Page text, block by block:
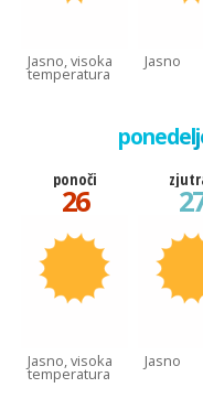
Jasno, visoka
temperatura
Jasno
ponoči
26
Jasno, visoka
temperatura
Jasno